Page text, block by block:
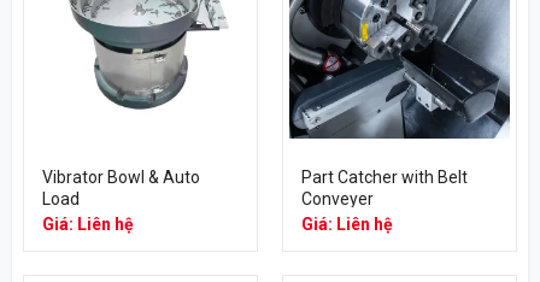
Vibrator Bowl & Auto
Load
Giá: Liên hệ
Part Catcher with Belt
Conveyer
Giá: Liên hệ